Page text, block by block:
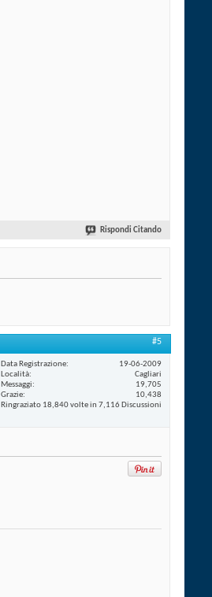
Rispondi Citando
#5
Data Registrazione
19-06-2009
Località
Cagliari
Messaggi
19,705
Grazie
10,438
Ringraziato 18,840 volte in 7,116 Discussioni